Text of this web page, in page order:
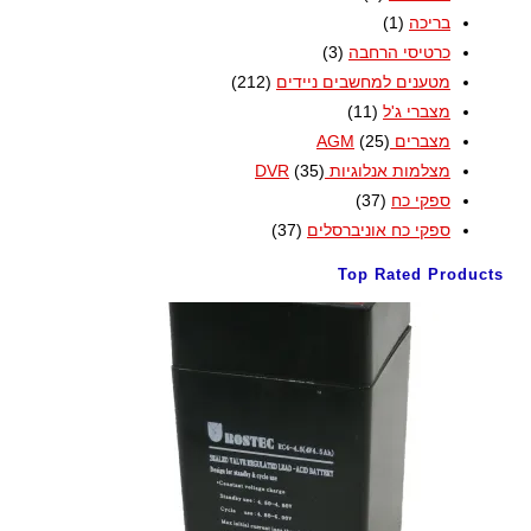
בריכה (1)
כרטיסי הרחבה (3)
מטענים למחשבים ניידים (212)
מצברי ג'ל (11)
מצברים AGM (25)
מצלמות אנלוגיות DVR (35)
ספקי כח (37)
ספקי כח אוניברסלים (37)
Top Rated Products